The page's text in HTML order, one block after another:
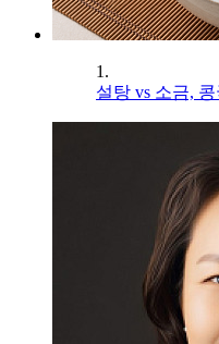
1.
설탕 vs 소금,